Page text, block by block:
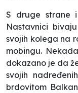
S druge strane
Nastavnici
svojih kolega na
mobingu.
dokazano je da
svojih
brdovitom